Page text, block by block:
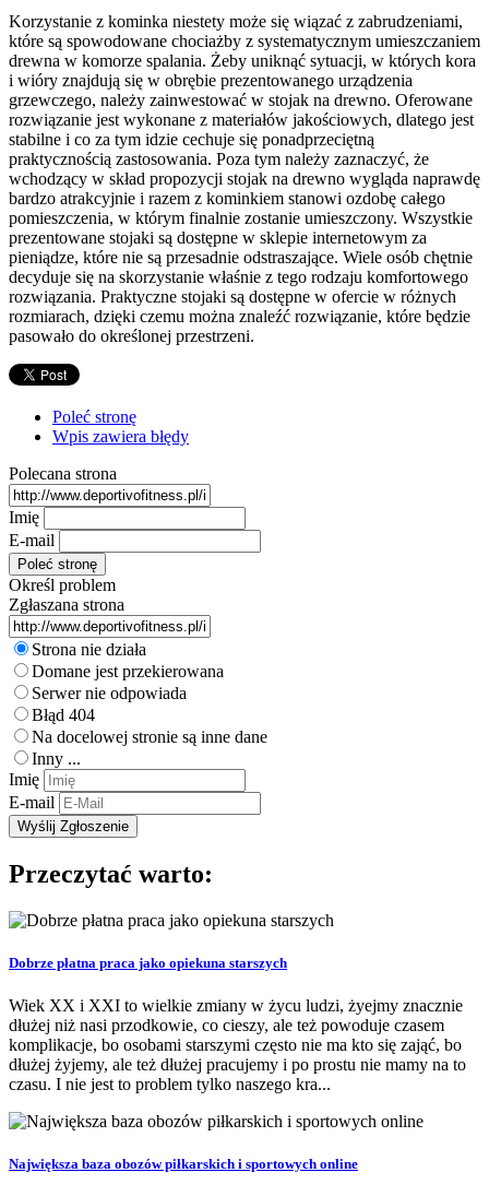
Korzystanie z kominka niestety może się wiązać z zabrudzeniami,
które są spowodowane chociażby z systematycznym umieszczaniem
drewna w komorze spalania. Żeby uniknąć sytuacji, w których kora
i wióry znajdują się w obrębie prezentowanego urządzenia
grzewczego, należy zainwestować w stojak na drewno. Oferowane
rozwiązanie jest wykonane z materiałów jakościowych, dlatego jest
stabilne i co za tym idzie cechuje się ponadprzeciętną
praktycznością zastosowania. Poza tym należy zaznaczyć, że
wchodzący w skład propozycji stojak na drewno wygląda naprawdę
bardzo atrakcyjnie i razem z kominkiem stanowi ozdobę całego
pomieszczenia, w którym finalnie zostanie umieszczony. Wszystkie
prezentowane stojaki są dostępne w sklepie internetowym za
pieniądze, które nie są przesadnie odstraszające. Wiele osób chętnie
decyduje się na skorzystanie właśnie z tego rodzaju komfortowego
rozwiązania. Praktyczne stojaki są dostępne w ofercie w różnych
rozmiarach, dzięki czemu można znaleźć rozwiązanie, które będzie
pasowało do określonej przestrzeni.
Poleć stronę
Wpis zawiera błędy
Polecana strona
Imię
E-mail
Określ problem
Zgłaszana strona
Strona nie działa
Domane jest przekierowana
Serwer nie odpowiada
Błąd 404
Na docelowej stronie są inne dane
Inny ...
Imię
E-mail
Przeczytać warto:
Dobrze płatna praca jako opiekuna starszych
Wiek XX i XXI to wielkie zmiany w życu ludzi, żyejmy znacznie
dłużej niż nasi przodkowie, co cieszy, ale też powoduje czasem
komplikacje, bo osobami starszymi często nie ma kto się zająć, bo
dłużej żyjemy, ale też dłużej pracujemy i po prostu nie mamy na to
czasu. I nie jest to problem tylko naszego kra...
Największa baza obozów piłkarskich i sportowych online